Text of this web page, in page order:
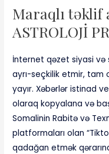
Maraqlı təklif
ASTROLOJİ
İnternet qəzet siyasi və
ayrı-seçkilik etmir, tam
yayır. Xəbərlər istinad
olaraq kopyalana və
Somalinin Rabitə və
platformaları olan
qadağan etmək